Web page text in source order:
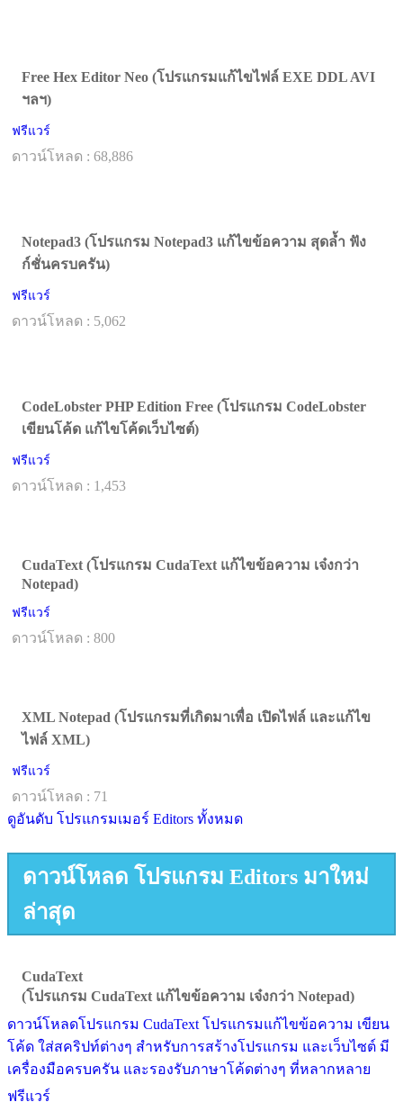
Free Hex Editor Neo (โปรแกรมแก้ไขไฟล์ EXE DDL AVI
ฯลฯ)
ฟรีแวร์
ดาวน์โหลด : 68,886
Notepad3 (โปรแกรม Notepad3 แก้ไขข้อความ สุดล้ำ ฟัง
ก์ชั่นครบครัน)
ฟรีแวร์
ดาวน์โหลด : 5,062
CodeLobster PHP Edition Free (โปรแกรม CodeLobster
เขียนโค้ด แก้ไขโค้ดเว็บไซต์)
ฟรีแวร์
ดาวน์โหลด : 1,453
CudaText (โปรแกรม CudaText แก้ไขข้อความ เจ๋งกว่า
Notepad)
ฟรีแวร์
ดาวน์โหลด : 800
XML Notepad (โปรแกรมที่เกิดมาเพื่อ เปิดไฟล์ และแก้ไข
ไฟล์ XML)
ฟรีแวร์
ดาวน์โหลด : 71
ดูอันดับ โปรแกรมเมอร์ Editors ทั้งหมด
ดาวน์โหลด โปรแกรม Editors มาใหม่
ล่าสุด
CudaText
(โปรแกรม CudaText แก้ไขข้อความ เจ๋งกว่า Notepad)
ดาวน์โหลดโปรแกรม CudaText โปรแกรมแก้ไขข้อความ เขียน
โค้ด ใส่สคริปท์ต่างๆ สำหรับการสร้างโปรแกรม และเว็บไซต์ มี
เครื่องมือครบครัน และรองรับภาษาโค้ดต่างๆ ที่หลากหลาย
ฟรีแวร์